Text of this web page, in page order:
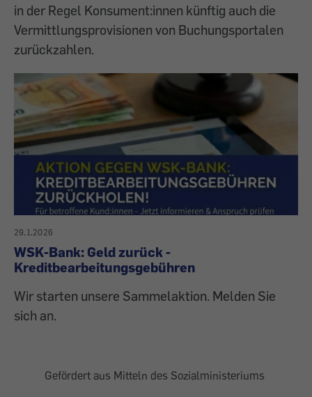
in der Regel Konsument:innen künftig auch die
Vermittlungsprovisionen von Buchungsportalen
zurückzahlen.
29.1.2026
WSK-Bank: Geld zurück -
Kreditbearbeitungsgebühren
Wir starten unsere Sammelaktion. Melden Sie
sich an.
Gefördert aus Mitteln des Sozialministeriums